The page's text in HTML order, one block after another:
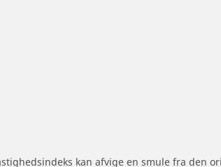
kan afvige en smule fra den